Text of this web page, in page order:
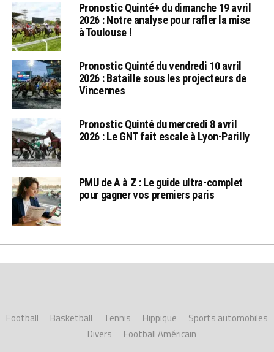
Pronostic Quinté+ du dimanche 19 avril
2026 : Notre analyse pour rafler la mise
à Toulouse !
Pronostic Quinté du vendredi 10 avril
2026 : Bataille sous les projecteurs de
Vincennes
Pronostic Quinté du mercredi 8 avril
2026 : Le GNT fait escale à Lyon-Parilly
PMU de A à Z : Le guide ultra-complet
pour gagner vos premiers paris
Football Basketball Tennis Hippique
Sports automobiles
Divers
Football Américain